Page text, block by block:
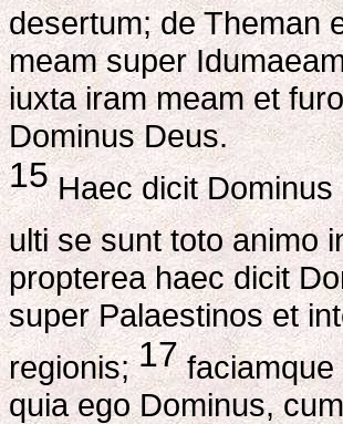
desertum; de Theman
meam super
iuxta iram meam et
Dominus Deus.
15Haec dicit Dominus
ulti se sunt toto animo
propterea haec dicit
super Palaestinos et
regionis;17faciamque
quia ego Dominus,